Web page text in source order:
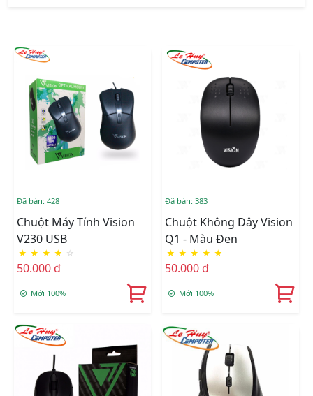
Đã bán: 428
Chuột Máy Tính Vision
V230 USB
★ ★ ★ ★ ☆
50.000 đ
Mới 100%
Đã bán: 383
Chuột Không Dây Vision
Q1 - Màu Đen
★ ★ ★ ★ ★
50.000 đ
Mới 100%